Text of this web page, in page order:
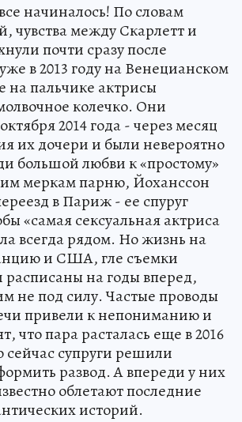
начиналось! По словам
чувства между Скарлетт и
почти сразу после
в 2013 году на Венецианском
на пальчике актрисы
колечко. Они
2014 года - через месяц
их дочери и были невероятно
большой любви к «простому»
меркам парню, Йоханссон
в Париж - ее спуруг
«самая сексуальная актриса
всегда рядом. Но жизнь на
и США, гле съемки
расписаны на годы вперед,
не под силу. Частые проводы
привели к непониманию и
что пара расталась еще в 2016
сейчас супруги решили
развод. А впереди у них
облетают последние
историй.